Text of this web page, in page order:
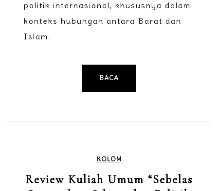
politik internasional, khususnya dalam
konteks hubungan antara Barat dan
Islam.
BACA
KOLOM
Review Kuliah Umum “Sebelas